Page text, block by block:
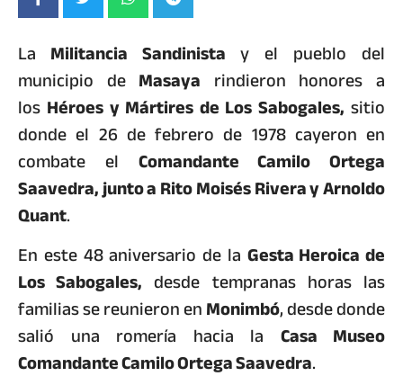
La Militancia Sandinista y el pueblo del
municipio de Masaya rindieron honores a
los Héroes y Mártires de Los Sabogales, sitio
donde el 26 de febrero de 1978 cayeron en
combate el Comandante Camilo Ortega
Saavedra, junto a Rito Moisés Rivera y Arnoldo
Quant.
En este 48 aniversario de la Gesta Heroica de
Los Sabogales, desde tempranas horas las
familias se reunieron enMonimbó, desde donde
salió una romería hacia la Casa Museo
Comandante Camilo Ortega Saavedra.